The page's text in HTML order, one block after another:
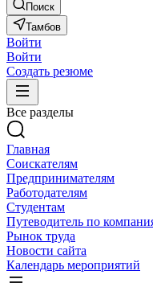
Поиск
Тамбов
Войти
Войти
Создать резюме
Все разделы
Главная
Соискателям
Предпринимателям
Работодателям
Студентам
Путеводитель по
Рынок труда
Новости сайта
Календарь мероприятий